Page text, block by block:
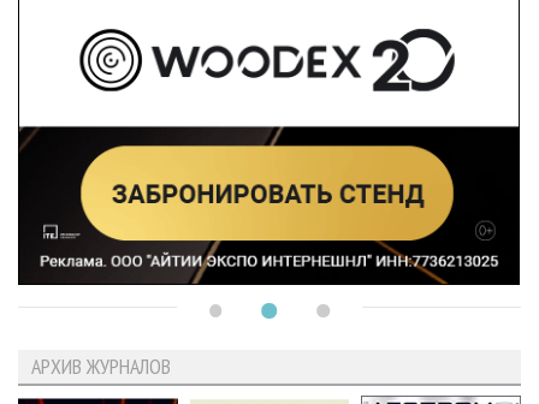
АРХИВ ЖУРНАЛОВ